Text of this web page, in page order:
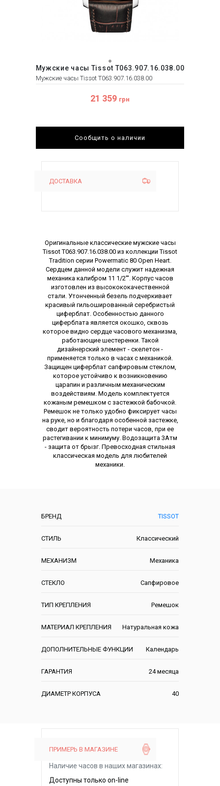
Мужские часы Tissot T063.907.16.038.00
Мужские часы Tissot T063.907.16.038.00
21 359 грн
Сообщить о наличии
ДОСТАВКА
БРЕНД TISSOT
СТИЛЬ Классический
МЕХАНИЗМ Механика
СТЕКЛО Сапфировое
ТИП КРЕПЛЕНИЯ Ремешок
МАТЕРИАЛ КРЕПЛЕНИЯ Натуральная кожа
ДОПОЛНИТЕЛЬНЫЕ ФУНКЦИИ Календарь
ГАРАНТИЯ 24 месяца
ДИАМЕТР КОРПУСА 40
Описание
Оригинальные классические мужские часы
Tissot T063.907.16.038.00 из коллекции Tissot
Tradition серии Powermatic 80 Open Heart.
Сердцем данной модели служит надежная
механика калибром 11 1/2'''. Корпус часов
изготовлен из высокококачественной
стали. Утонченный безель подчеркивает
красивый гильошированный серебристый
циферблат. Особенностью данного
циферблата является окошко, сквозь
которое видно сердце часового механизма,
работающие шестеренки. Такой
дизайнерский элемент - скелетон -
применяется только в часах с механикой.
Защищен циферблат сапфировым стеклом,
которое устойчиво к возникновению
царапин и различным механическим
воздействиям. Модель комплектуется
кожаным ремешком с застежкой бабочкой.
Ремешок не только удобно фиксирует часы
на руке, но и благодаря особенной застежке,
сводит вероятность потери часов, при ее
растегивании к минимуму. Водозащита 3Атм
- защита от брызг. Превосходная стильная
классическая модель для любителей
механики.
ПРИМЕРЬ В МАГАЗИНЕ
Наличие часов в наших магазинах:
Доступны только on-line